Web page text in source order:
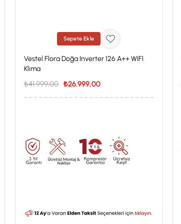
Sepete Ekle
Vestel Flora Doğa Inverter 126 A++ WIFI
Klima
₺26.999,00
₺41.999,00